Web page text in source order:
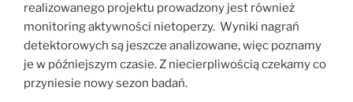
realizowanego projektu prowadzony jest również
monitoring aktywności nietoperzy. Wyniki nagrań
detektorowych są jeszcze analizowane, więc poznamy
je w późniejszym czasie. Z niecierpliwością czekamy co
przyniesie nowy sezon badań.